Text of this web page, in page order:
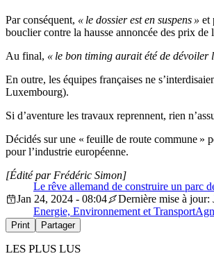
Par conséquent, « le dossier est en suspens » et
bouclier contre la hausse annoncée des prix
Au final, « le bon timing aurait été de dévoiler
En outre, les équipes françaises ne
Luxembourg).
Si d’aventure les travaux reprennent, rien
Décidés sur une « feuille de route commune »
pour l’industrie européenne.
Le rêve allemand de construire un parc
[Édité par Frédéric Simon]
Jan 24, 2024 - 08:04
Dernière mise à jour:
Energie, Environnement et Transport
Print Partager
LES PLUS LUS